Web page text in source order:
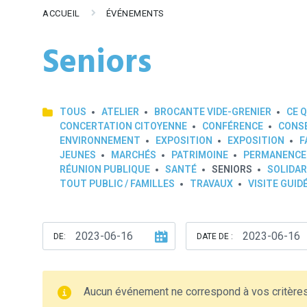
ACCUEIL ÉVÉNEMENTS
Seniors
TOUS ATELIER BROCANTE VIDE-GRENIER CE
CONCERTATION CITOYENNE
CONFÉRENCE
ENVIRONNEMENT
EXPOSITION EXPOSITION
JEUNES
MARCHÉS PATRIMOINE
RÉUNION PUBLIQUE
SANTÉ SENIORS
TOUT PUBLIC / FAMILLES
TRAVAUX VISITE
DE: DATE DE :
Aucun événement ne correspond à vos